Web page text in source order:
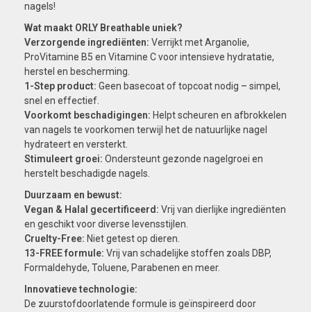
nagels!
Wat maakt ORLY Breathable uniek?
Verzorgende ingrediënten: Verrijkt met Arganolie,
ProVitamine B5 en Vitamine C voor intensieve hydratatie,
herstel en bescherming.
1-Step product: Geen basecoat of topcoat nodig – simpel,
snel en effectief.
Voorkomt beschadigingen: Helpt scheuren en afbrokkelen
van nagels te voorkomen terwijl het de natuurlijke nagel
hydrateert en versterkt.
Stimuleert groei: Ondersteunt gezonde nagelgroei en
herstelt beschadigde nagels.
Duurzaam en bewust:
Vegan & Halal gecertificeerd: Vrij van dierlijke ingrediënten
en geschikt voor diverse levensstijlen.
Cruelty-Free: Niet getest op dieren.
13-FREE formule: Vrij van schadelijke stoffen zoals DBP,
Formaldehyde, Toluene, Parabenen en meer.
Innovatieve technologie:
De zuurstofdoorlatende formule is geïnspireerd door